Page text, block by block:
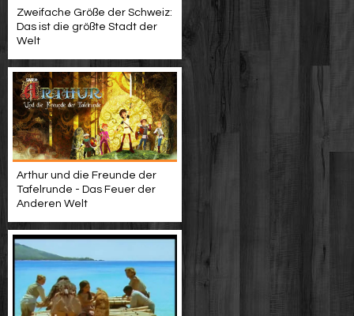
Zweifache Größe der Schweiz:
Das ist die größte Stadt der
Welt
Arthur und die Freunde der
Tafelrunde - Das Feuer der
Anderen Welt